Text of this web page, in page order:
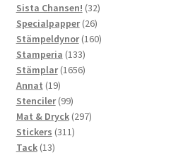
Sista Chansen! 3232
produkter
Specialpapper 2626
produkter
Stämpeldynor 160160
Stamperia 133133
produkter
Stämplar 16561656
Annat 1919
produkter
Stenciler 9999
produkter
Mat & Dryck 297297
Stickers 311311
Tack 1313